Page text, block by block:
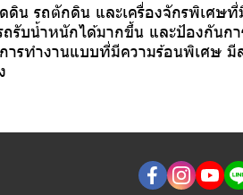
น รถตักดิน และเครื่องจักรพิเศ
รับน้ำหนักได้มากขึ้น และป้องกันกา
ารทำงานแบบที่มีความร้อนพิเศษ